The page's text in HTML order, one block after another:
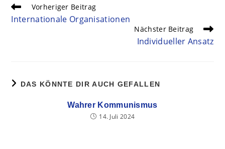
Vorheriger Beitrag
Internationale Organisationen
Nächster Beitrag
Individueller Ansatz
DAS KÖNNTE DIR AUCH GEFALLEN
Wahrer Kommunismus
14. Juli 2024